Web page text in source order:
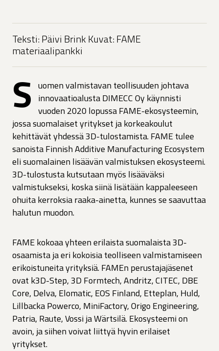
Teksti: Päivi Brink Kuvat: FAME
materiaalipankki
S uomen valmistavan teollisuuden johtava
innovaatioalusta DIMECC Oy käynnisti
vuoden 2020 lopussa FAME-ekosysteemin,
jossa suomalaiset yritykset ja korkeakoulut
kehittävät yhdessä 3D-tulostamista. FAME tulee
sanoista Finnish Additive Manufacturing Ecosystem
eli suomalainen lisäävän valmistuksen ekosysteemi.
3D-tulostusta kutsutaan myös lisääväksi
valmistukseksi, koska siinä lisätään kappaleeseen
ohuita kerroksia raaka-ainetta, kunnes se saavuttaa
halutun muodon.
FAME kokoaa yhteen erilaista suomalaista 3D-
osaamista ja eri kokoisia teolliseen valmistamiseen
erikoistuneita yrityksiä. FAMEn perustajajäsenet
ovat k3D-Step, 3D Formtech, Andritz, CITEC, DBE
Core, Delva, Elomatic, EOS Finland, Etteplan, Huld,
Lillbacka Powerco, MiniFactory, Origo Engineering,
Patria, Raute, Vossi ja Wärtsilä. Ekosysteemi on
avoin, ja siihen voivat liittyä hyvin erilaiset
yritykset.